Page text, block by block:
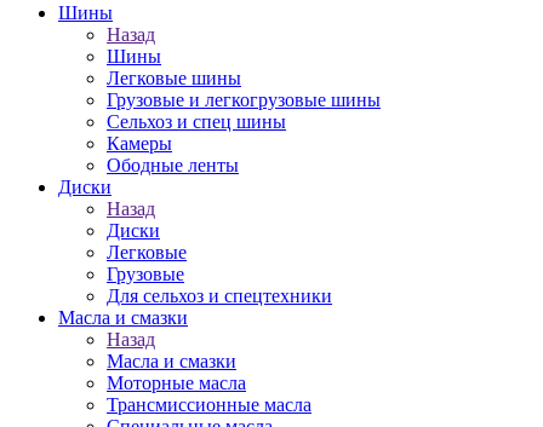
Шины
Назад
Шины
Легковые шины
Грузовые и легкогрузовые шины
Сельхоз и спец шины
Камеры
Ободные ленты
Диски
Назад
Диски
Легковые
Грузовые
Для сельхоз и спецтехники
Масла и смазки
Назад
Масла и смазки
Моторные масла
Трансмиссионные масла